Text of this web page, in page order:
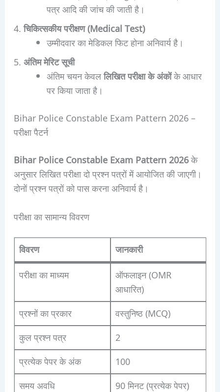
पत्र आदि की जांच की जाती है।
चिकित्सकीय परीक्षण (Medical Test)
उम्मीदवार का मेडिकल फिट होना अनिवार्य है।
अंतिम मेरिट सूची
अंतिम चयन केवललिखित परीक्षा के अंकोंके आधार
पर किया जाता है।
Bihar Police Constable Exam Pattern 2026 –
परीक्षा पैटर्न
Bihar Police Constable Exam Pattern 2026के
अनुसार लिखित परीक्षा दो प्रश्न पत्रों में आयोजित की जाएगी।
दोनों प्रश्न पत्रों को पास करना अनिवार्य है।
परीक्षा का सामान्य विवरण
विवरण जानकारी
परीक्षा का माध्यम
ऑफलाइन (OMR
आधारित)
प्रश्नों का प्रकार वस्तुनिष्ठ (MCQ)
कुल प्रश्न पत्र 2
प्रत्येक पेपर के अंक 100
समय अवधि 90 मिनट (प्रत्येक पेपर)